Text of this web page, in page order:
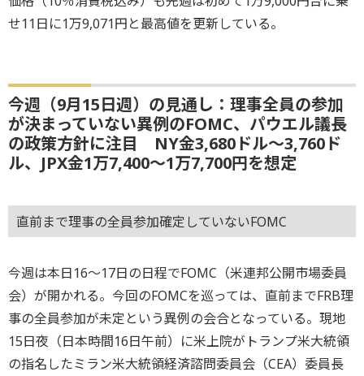
せ11日に1万9,071円と最高値を更新している。
今週（9月15日週）の見通し：理事全員の参加
が決まっていない異例のFOMC、パウエル議長
の政策方針に注目 NY金3,680ドル～3,760ド
ル、JPX金1万7,400～1万7,700円を想定
直前まで理事の全員参加確定していないFOMC
今週は本日16～17日の日程でFOMC（米連邦公開市場委員
会）が開かれる。今回のFOMCを巡っては、直前までFRB理
事の全員参加が未定という異例の会合となっている。現地
15日夜（日本時間16日午前）に米上院がトランプ米大統領
の指名したミラン米大統領経済諮問委員会（CEA）委員長